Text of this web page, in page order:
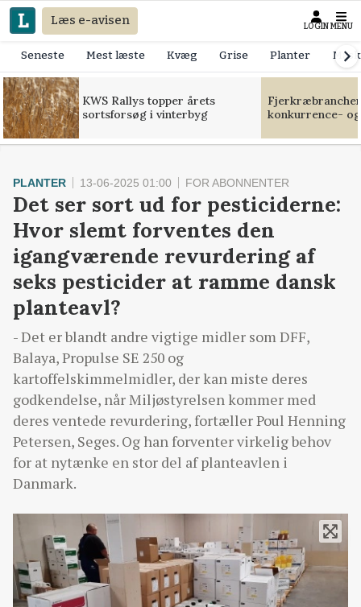
Læs e-avisen LOGIN MENU
Seneste Mest læste Kvæg Grise Planter
KWS Rallys topper årets
sortsforsøg i vinterbyg
konkurrence-
PLANTER 13-06-2025 01:00 FOR ABONNENTER
Det ser sort ud for pesticiderne:
Hvor slemt forventes den
igangværende revurdering af
seks pesticider at ramme dansk
planteavl?
- Det er blandt andre vigtige midler som DFF,
Balaya, Propulse SE 250 og
kartoffelskimmelmidler, der kan miste deres
godkendelse, når Miljøstyrelsen kommer med
deres ventede revurdering, fortæller Poul Henning
Petersen, Seges. Og han forventer virkelig behov
for at nytænke en stor del af planteavlen i
Danmark.